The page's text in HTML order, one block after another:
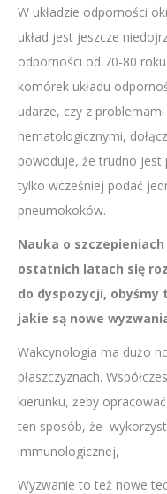
W układzie odporności
układ jest jeszcze
odporności od 70-80
komórek układu
udarze, czy z
hematologicznymi,
powoduje, że trudno jest
tylko wcześniej podać
pneumokoków.
Nauka o
ostatnich latach się
do dyspozycji,
jakie są nowe
Wakcynologia ma dużo
płaszczyznach.
kierunku, żeby
ten sposób, że
immunologicznej,
Wyzwanie to też nowe